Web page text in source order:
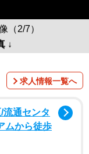
（2/7）
↓
求人情報一覧へ
流通センタ
ムから徒歩